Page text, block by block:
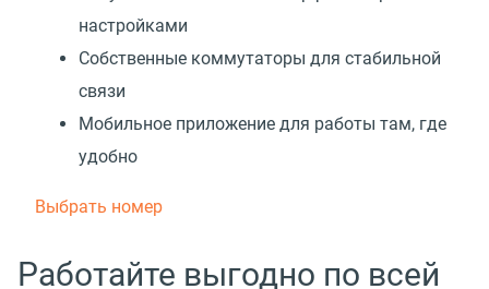
настройками
Собственные коммутаторы для стабильной
связи
Мобильное приложение для работы там, где
удобно
Выбрать номер
Работайте выгодно по всей